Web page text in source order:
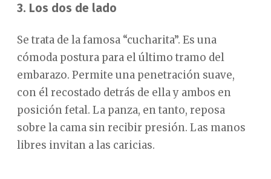
3. Los dos de lado
Se trata de la famosa “cucharita”. Es una
cómoda postura para el último tramo del
embarazo. Permite una penetración suave,
con él recostado detrás de ella y ambos en
posición fetal. La panza, en tanto, reposa
sobre la cama sin recibir presión. Las manos
libres invitan a las caricias.